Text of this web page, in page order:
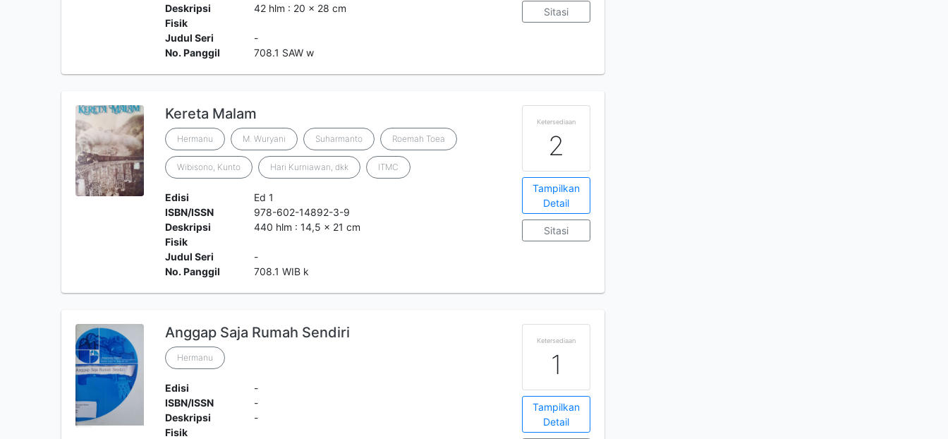
Deskripsi
Fisik
42 hlm : 20 x 28 cm
Judul Seri
-
No. Panggil
708.1 SAW w
Sitasi
Kereta Malam
Hermanu M. Wuryani Suharmanto Roemah Toea
Wibisono, Kunto Hari Kurniawan, dkk ITMC
Edisi
Ed 1
ISBN/ISSN
978-602-14892-3-9
Deskripsi
Fisik
440 hlm : 14,5 x 21 cm
Judul Seri
-
No. Panggil
708.1 WIB k
Ketersediaan
2
Tampilkan
Detail
Sitasi
Anggap Saja Rumah Sendiri
Hermanu
Edisi
-
ISBN/ISSN
-
Deskripsi
Fisik
-
Ketersediaan
1
Tampilkan
Detail